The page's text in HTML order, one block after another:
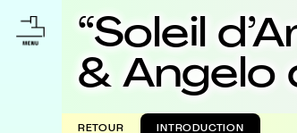
“Soleil
& Angelo
RETOUR INTRODUCTION